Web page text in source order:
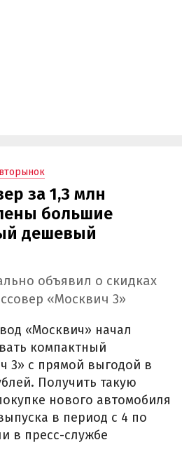
за 1,3 млн
большие
дешевый
объявил о скидках
«Москвич 3»
«Москвич» начал
компактный
3» с прямой выгодой в
Получить такую
нового автомобиля
в период с 4 по
в пресс-службе